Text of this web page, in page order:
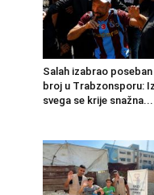
Salah izabrao poseban
broj u Trabzonsporu:
svega se krije snažna...